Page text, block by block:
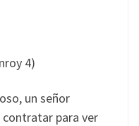
4)
un señor
para ver